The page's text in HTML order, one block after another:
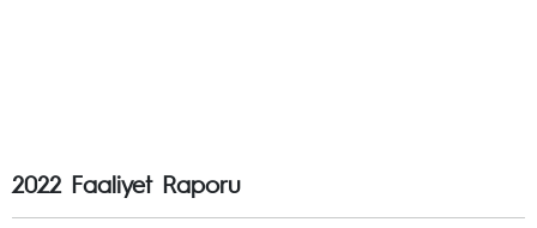
2022 Faaliyet Raporu